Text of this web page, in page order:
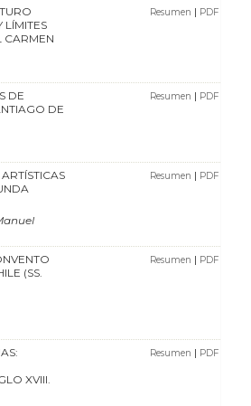
LÍMITES
CARMEN
Resumen | PDF
DE
DE
Resumen | PDF
Resumen | PDF
(SS.
Resumen | PDF
XVIII.
Resumen | PDF